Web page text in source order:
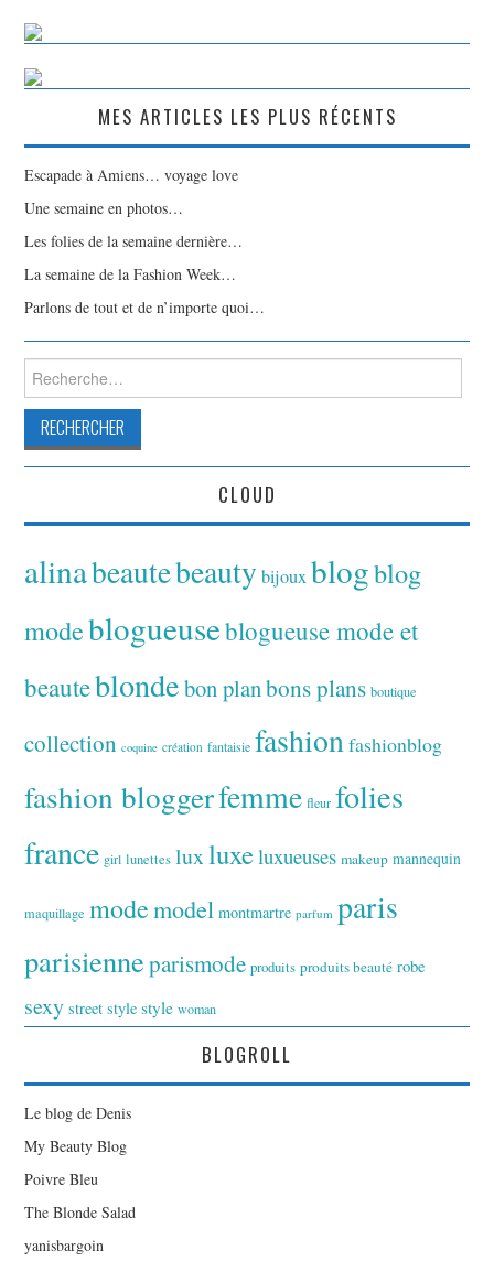
MES ARTICLES LES PLUS RÉCENTS
Escapade à Amiens… voyage love
Une semaine en photos…
Les folies de la semaine dernière…
La semaine de la Fashion Week…
Parlons de tout et de n’importe quoi…
Rechercher :
CLOUD
alinabeautebeauty bijoux blogblog
modeblogueuseblogueuse mode et
beauteblondebon planbons plans boutique
collection coquine création fantaisie fashionfashionblog
fashion bloggerfemme fleur folies
france girl lunettes luxluxeluxueuses makeup mannequin
maquillage modemodel montmartre parfum paris
parisienneparismode produits produits beauté robe
sexy street style style woman
BLOGROLL
Le blog de Denis
My Beauty Blog
Poivre Bleu
The Blonde Salad
yanisbargoin